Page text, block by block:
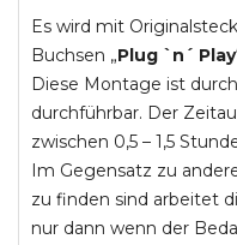
Es wird mit
Buchsen „Plug `n´ Play
Diese Montage ist
durchführbar. Der
zwischen 0,5 – 1,5
Im Gegensatz zu
zu finden sind arbeitet
nur dann wenn der